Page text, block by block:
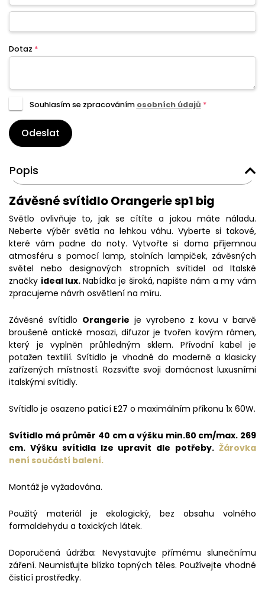
Dotaz *
Souhlasím se zpracováním osobních údajů *
Odeslat
Popis
Závěsné svítidlo Orangerie sp1 big
Světlo ovlivňuje to, jak se cítíte a jakou máte náladu.
Neberte výběr světla na lehkou váhu. Vyberte si takové,
které vám padne do noty. Vytvořte si doma příjemnou
atmosféru s pomocí lamp, stolních lampiček, závěsných
světel nebo designových stropních svítidel od Italské
značky ideal lux.Nabídka je široká, napište nám a my vám
zpracujeme návrh osvětlení na míru.
Závěsné svítidlo Orangerie je vyrobeno z kovu v barvě
broušené antické mosazi, difuzor je tvořen kovým rámen,
který je vyplněn průhledným sklem. Přívodní kabel je
potažen textilií. Svítidlo je vhodné do moderně a klasicky
zařízených místností. Rozsviťte svoji domácnost luxusními
italskými svítidly.
Svítidlo je osazeno paticí E27 o maximálním příkonu 1x 60W.
Svítidlo má průměr 40 cm a výšku min.60 cm/max. 269
cm. Výšku svítidla lze upravit dle potřeby. Žárovka
není součástí balení.
Montáž je vyžadována.
Použitý materiál je ekologický, bez obsahu volného
formaldehydu a toxických látek.
Doporučená údržba: Nevystavujte přímému slunečnímu
záření. Neumisťujte blízko topných těles. Používejte vhodné
čisticí prostředky.